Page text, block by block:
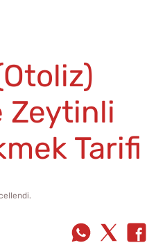
Zeytinli
Tarifi